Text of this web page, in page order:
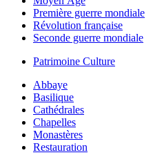
Première guerre mondiale
Révolution française
Seconde guerre mondiale
Patrimoine Culture
Abbaye
Basilique
Cathédrales
Chapelles
Monastères
Restauration